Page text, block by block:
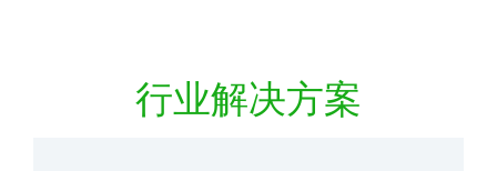
行业解决方案